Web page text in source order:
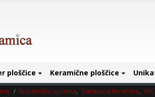
ploščice Keramične ploščice
Kopalniška oprema, Sanitarna keramika,